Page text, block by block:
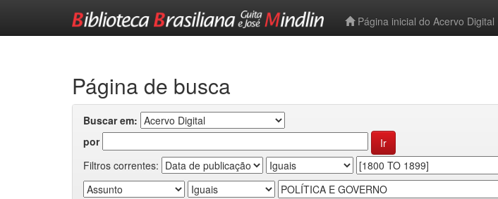
Página inicial do Acervo Digital
Página de busca
Buscar em:
por
Filtros correntes: